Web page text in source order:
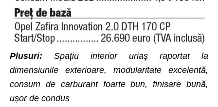
Plusuri: Spațiu interior uriaș raportat la
dimensiunile exterioare, modularitate excelentă,
consum de carburant foarte bun, finisare bună,
ușor de condus